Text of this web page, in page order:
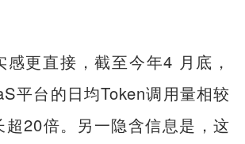
感更直接，截至今年4 月底，
平台的日均Token调用量相较
超20倍。另一隐含信息是，这